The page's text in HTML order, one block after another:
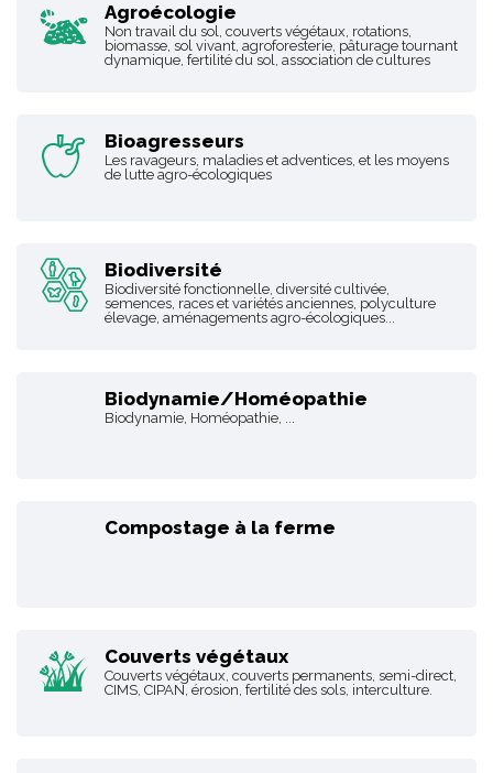
Agroécologie
Non travail du sol, couverts végétaux, rotations,
biomasse, sol vivant, agroforesterie, pâturage tournant
dynamique, fertilité du sol, association de cultures
Bioagresseurs
Les ravageurs, maladies et adventices, et les moyens
de lutte agro-écologiques
Biodiversité
Biodiversité fonctionnelle, diversité cultivée,
semences, races et variétés anciennes, polyculture
élevage, aménagements agro-écologiques...
Biodynamie/Homéopathie
Biodynamie, Homéopathie, ...
Compostage à la ferme
Couverts végétaux
Couverts végétaux, couverts permanents, semi-direct,
CIMS, CIPAN, érosion, fertilité des sols, interculture.